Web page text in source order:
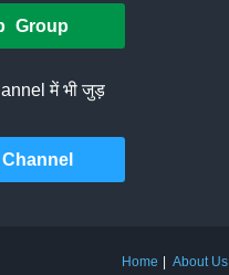
Group
में भी जुड़
Home About Us